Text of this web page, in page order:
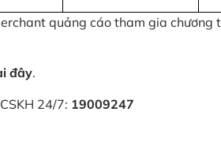
quảng cáo tham gia chương
đây.
24/7: 19009247